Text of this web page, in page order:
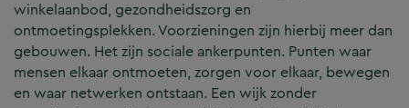
winkelaanbod, gezondheidszorg en
ontmoetingsplekken. Voorzieningen zijn hierbij meer dan
gebouwen. Het zijn sociale ankerpunten. Punten waar
mensen elkaar ontmoeten, zorgen voor elkaar, bewegen
en waar netwerken ontstaan. Een wijk zonder